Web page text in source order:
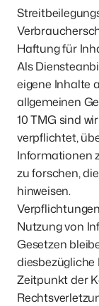
Haftung für
Als
eigene Inhalte
allgemeinen
10 TMG sind
verpflichtet,
Informationen
zu forschen,
hinweisen.
Nutzung von
Gesetzen
Zeitpunkt der